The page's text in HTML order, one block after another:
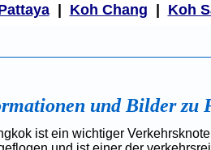
| Koh Chang Koh
und Bilder zu
ist ein wichtiger